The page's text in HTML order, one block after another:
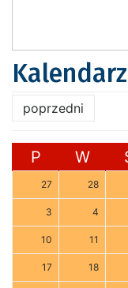
poprzedni
P W
27 28
3 4
10 11
17 18